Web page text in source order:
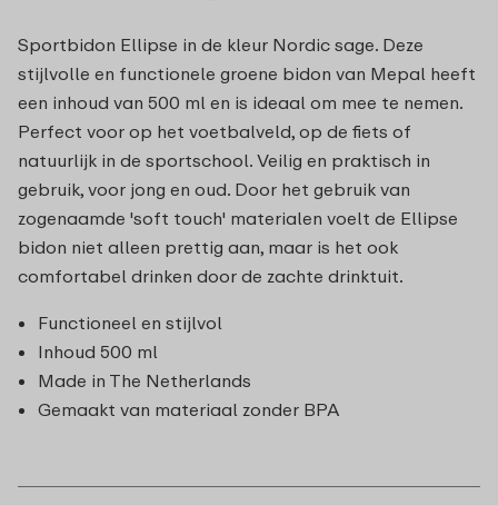
Sportbidon Ellipse in de kleur Nordic sage. Deze
stijlvolle en functionele groene bidon van Mepal heeft
een inhoud van 500 ml en is ideaal om mee te nemen.
Perfect voor op het voetbalveld, op de fiets of
natuurlijk in de sportschool. Veilig en praktisch in
gebruik, voor jong en oud. Door het gebruik van
zogenaamde 'soft touch' materialen voelt de Ellipse
bidon niet alleen prettig aan, maar is het ook
comfortabel drinken door de zachte drinktuit.
Functioneel en stijlvol
Inhoud 500 ml
Made in The Netherlands
Gemaakt van materiaal zonder BPA